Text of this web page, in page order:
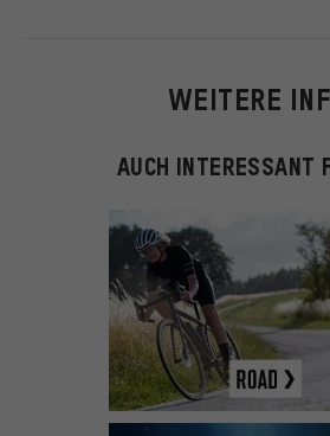
WEITERE
AUCH INTERESSANT